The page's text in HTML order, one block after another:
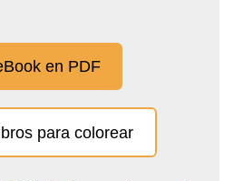
en PDF
para colorear